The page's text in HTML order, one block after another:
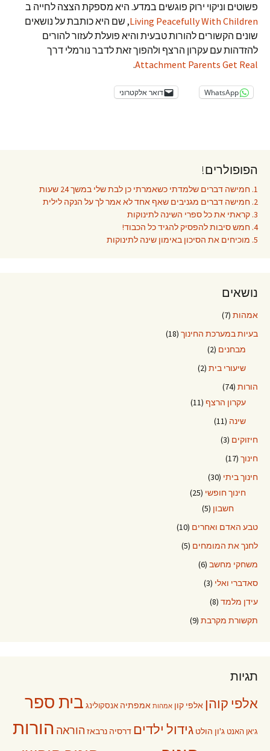
פשוטים וניקוי ירוק פוגשים במדע. היא מספקת הצצה לחייה ב
Living Peacefully With Children, שם היא כותבת על נושאים
שונים הקשורים להורות טבעית והיא פועלת לעזור להורים
להזדהות עם עקרון הרצף ולהפוך זאת לדבר נורמלי דרך
Attachment Parents Get Real
.
WhatsApp דואר אלקטרוני
הפופולרים!
1. חמישה דברים שלמדתי כשאמרתי כן לבת שלי במשך 24 שעות
2. חמישה דברים מגניבים שאף אחד לא אמר לך על הנקה לילית
3. קראתי את כל ספרי השינה לתינוקות
4. חמש סיבות להפסיק להגיד כל הכבוד!
5. מוכיחים את הסיכון באימון שינה לתינוקות
נושאים
אמהות (7)
בעיות במערכת החינוך (18)
מבחנים (2)
שיעורי בית (2)
הורות (74)
עקרון הרצף (11)
שינה (11)
חיזוקים (3)
חינוך (17)
חינוך ביתי (30)
חינוך חופשי (25)
חשבון (5)
טבע האדם ואחרים (10)
לחנך את המומחים (5)
משחקי מחשב (6)
סאדברי ואלי (3)
עידן מלמד (8)
תקשורת מקרבת (9)
תגיות
אלפי קוהן אלפי קון אמהות אמפתיה אנסקולינג בית ספר
ג'אן האנט ג'ון הולט גידול ילדים דרסיה נרבאז הוראה הורות